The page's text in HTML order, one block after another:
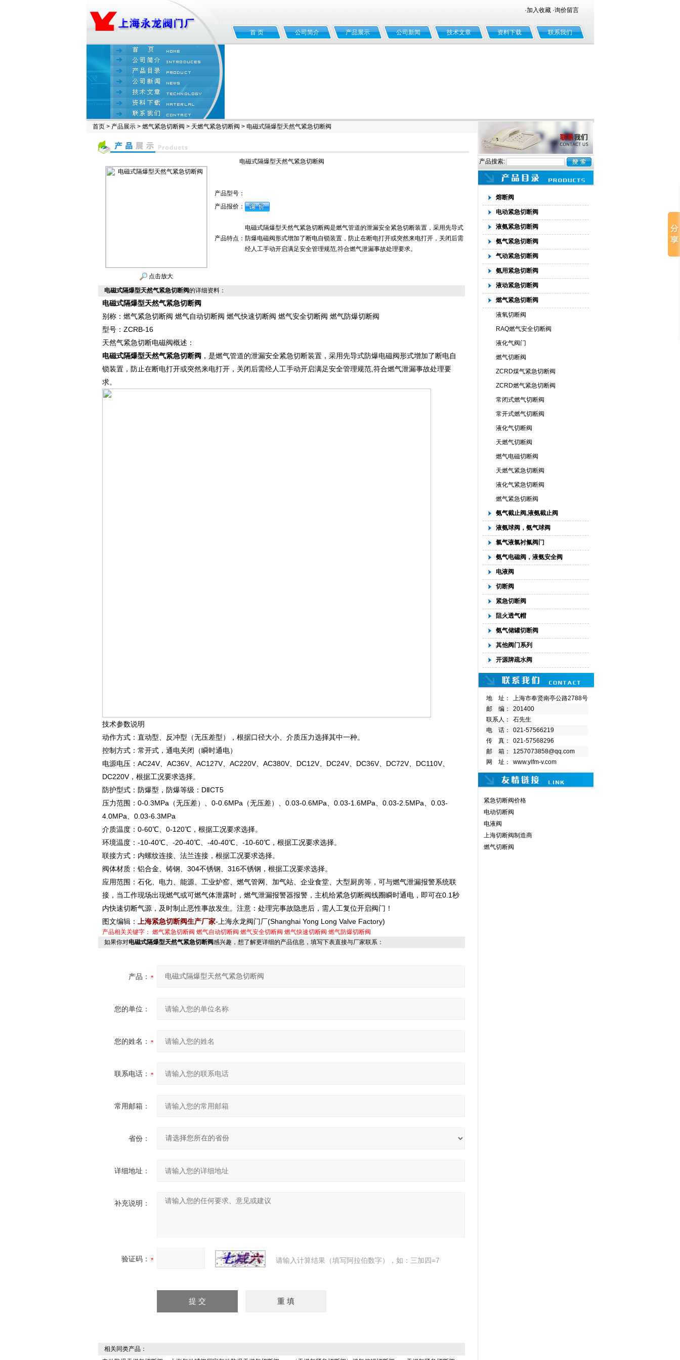
·加入收藏 ·询价留言
首 页 公司简介 产品展示 公司新闻 技术文章 资料下载 联系我们
首页> 产品展示> 燃气紧急切断阀 > 天燃气紧急切断阀 > 电磁式隔爆型天然气紧急切断阀
电磁式隔爆型天然气紧急切断阀
点击放大
产品型号：
产品报价：
产品特点：
电磁式隔爆型天然气紧急切断阀是燃气管道的泄漏安全紧急切断装置，采用先导式
防爆电磁阀形式增加了断电自锁装置，防止在断电打开或突然来电打开，关闭后需
经人工手动开启满足安全管理规范,符合燃气泄漏事故处理要求。
电磁式隔爆型天然气紧急切断阀的详细资料：
电磁式隔爆型天然气紧急切断阀
别称：燃气紧急切断阀 燃气自动切断阀 燃气快速切断阀 燃气安全切断阀 燃气防爆切断阀
型号：ZCRB-16
天然气紧急切断电磁阀概述：
电磁式隔爆型天然气紧急切断阀 ，是燃气管道的泄漏安全紧急切断装置，采用先导式防爆电磁阀形式增加了断电自
锁装置，防止在断电打开或突然来电打开，关闭后需经人工手动开启满足安全管理规范,符合燃气泄漏事故处理要
求。
技术参数说明
动作方式：直动型、反冲型（无压差型），根据口径大小、介质压力选择其中一种。
控制方式：常开式，通电关闭（瞬时通电）
电源电压：AC24V、AC36V、AC127V、AC220V、AC380V、DC12V、DC24V、DC36V、DC72V、DC110V、
DC220V，根据工况要求选择。
防护型式：防爆型，防爆等级：DⅡCT5
压力范围：0-0.3MPa（无压差）、0-0.6MPa（无压差）、0.03-0.6MPa、0.03-1.6MPa、0.03-2.5MPa、0.03-
4.0MPa、0.03-6.3MPa
介质温度：0-60℃、0-120℃，根据工况要求选择。
环境温度：-10-40℃、-20-40℃、-40-40℃、-10-60℃，根据工况要求选择。
联接方式：内螺纹连接、法兰连接，根据工况要求选择。
阀体材质：铝合金、铸钢、304不锈钢、316不锈钢，根据工况要求选择。
应用范围：石化、电力、能源、工业炉窑、燃气管网、加气站、企业食堂、大型厨房等，可与燃气泄漏报警系统联
接，当工作现场出现燃气或可燃气体泄露时，燃气泄漏报警器报警，主机给紧急切断阀线圈瞬时通电，即可在0.1秒
内快速切断气源，及时制止恶性事故发生。注意：处理完事故隐患后，需人工复位开启阀门！
图文编辑：
上海紧急切断阀生产厂家-上海永龙阀门厂(Shanghai Yong Long Valve Factory)
产品相关关键字： 燃气紧急切断阀 燃气自动切断阀 燃气安全切断阀 燃气快速切断阀 燃气防爆切断阀
如果你对电磁式隔爆型天然气紧急切断阀感兴趣，想了解更详细的产品信息，填写下表直接与厂家联系：
产品：
您的单位：
您的姓名：
联系电话：
常用邮箱：
省份：
详细地址：
补充说明：
验证码： 请输入计算结果（填写阿拉伯数字），如：三加四=7
相关同类产品：
产品搜索:
熔断阀
电动紧急切断阀
液氨紧急切断阀
氨气紧急切断阀
气动紧急切断阀
氨用紧急切断阀
液动紧急切断阀
燃气紧急切断阀
液氧切断阀
RAQ燃气安全切断阀
液化气阀门
燃气切断阀
ZCRD煤气紧急切断阀
ZCRD燃气紧急切断阀
常闭式燃气切断阀
常开式燃气切断阀
液化气切断阀
天燃气切断阀
燃气电磁切断阀
天燃气紧急切断阀
液化气紧急切断阀
燃气紧急切断阀
氨气截止阀,液氨截止阀
液氨球阀，氨气球阀
氯气液氯衬氟阀门
氨气电磁阀，液氨安全阀
电液阀
切断阀
紧急切断阀
阻火透气帽
氨气储罐切断阀
其他阀门系列
开源牌疏水阀
地 址：
上海市奉贤南亭公路2788号
邮 编：
201400
联系人：
石先生
电 话：
021-57566219
传 真：
021-57568296
邮 箱：
1257073858@qq.com
网 址：
www.ylfm-v.com
紧急切断阀价格
电动切断阀
电液阀
上海切断阀制造商
燃气切断阀